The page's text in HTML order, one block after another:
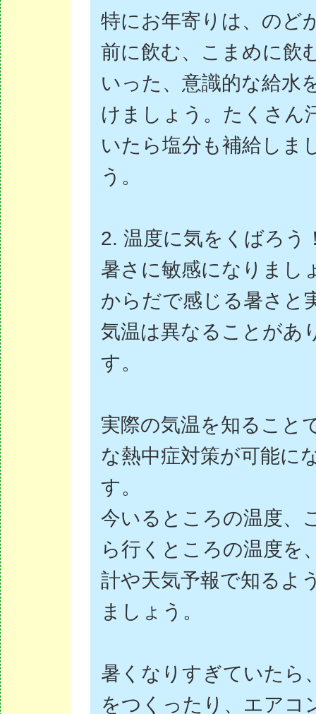
特にお年寄りは、のど
前に飲む、こまめに飲
いった、意識的な給水
けましょう。たくさん
いたら塩分も補給しま
う。
2. 温度に気をくばろう
暑さに敏感になりまし
からだで感じる暑さと
気温は異なることがあ
す。
実際の気温を知ること
な熱中症対策が可能に
す。
今いるところの温度、
ら行くところの温度を
計や天気予報で知るよ
ましょう。
暑くなりすぎていたら
をつくったり、エアコ